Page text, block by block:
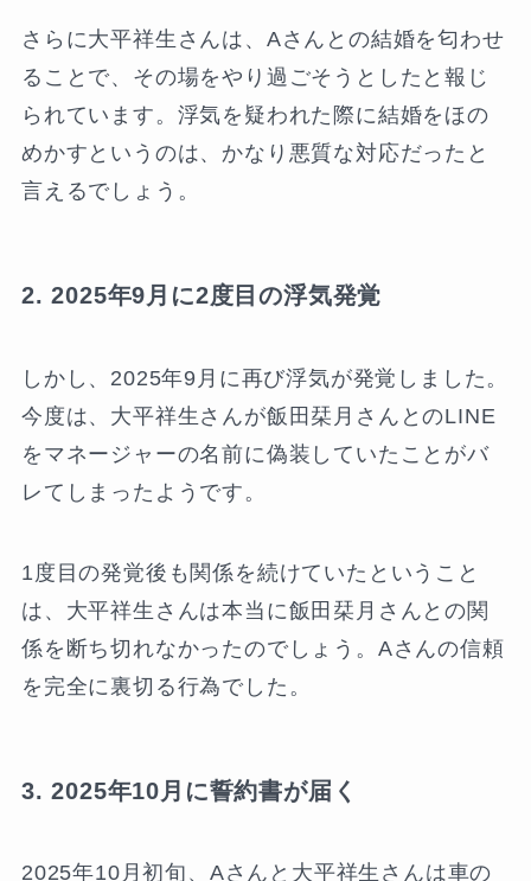
さらに大平祥生さんは、Aさんとの結婚を匂わせ
ることで、その場をやり過ごそうとしたと報じ
られています。浮気を疑われた際に結婚をほの
めかすというのは、かなり悪質な対応だったと
言えるでしょう。
2. 2025年9月に2度目の浮気発覚
しかし、2025年9月に再び浮気が発覚しました。
今度は、大平祥生さんが飯田栞月さんとのLINE
をマネージャーの名前に偽装していたことがバ
レてしまったようです。
1度目の発覚後も関係を続けていたということ
は、大平祥生さんは本当に飯田栞月さんとの関
係を断ち切れなかったのでしょう。Aさんの信頼
を完全に裏切る行為でした。
3. 2025年10月に誓約書が届く
2025年10月初旬、Aさんと大平祥生さんは車の